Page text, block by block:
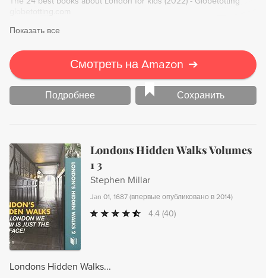
Показать все
Смотреть на Amazon ➔
Подробнее Сохранить
Londons Hidden Walks Volumes
1 3
Stephen Millar
Jan 01, 1687 (впервые опубликовано в 2014)
4.4 (40)
Londons Hidden Walks...